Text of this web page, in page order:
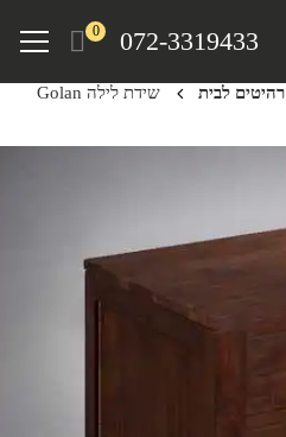
072-3319433
0
Menu
רהיטים לבית
שידת לילה Golan